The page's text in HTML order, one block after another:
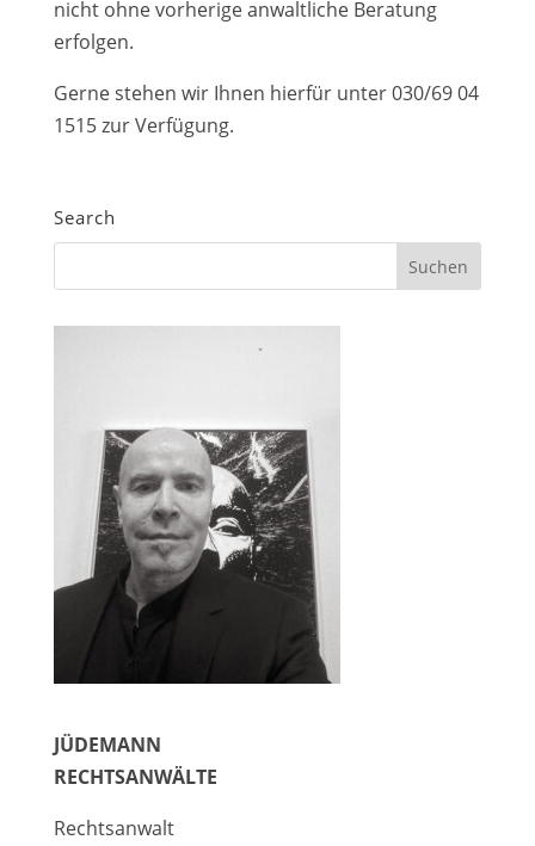
nicht ohne vorherige anwaltliche Beratung
erfolgen.
Gerne stehen wir Ihnen hierfür unter 030/69 04
1515 zur Verfügung.
Search
JÜDEMANN
RECHTSANWÄLTE
Rechtsanwalt